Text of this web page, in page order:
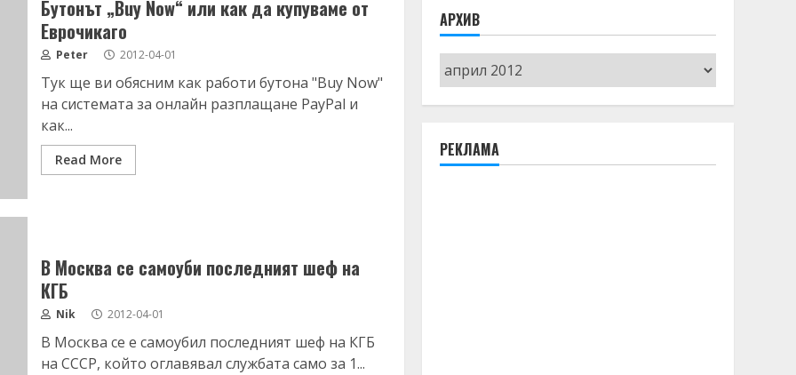
Бутонът „Buy Now“ или как да купуваме от
Еврочикаго
Peter 2012-04-01
Тук ще ви обясним как работи бутона "Buy Now"
на системата за онлайн разплащане PayPal и
как...
Read More
В Москва се самоуби последният шеф на
КГБ
Nik 2012-04-01
В Москва се е самоубил последният шеф на КГБ
на СССР, който оглавявал службата само за 1...
АРХИВ
Архив
РЕКЛАМА